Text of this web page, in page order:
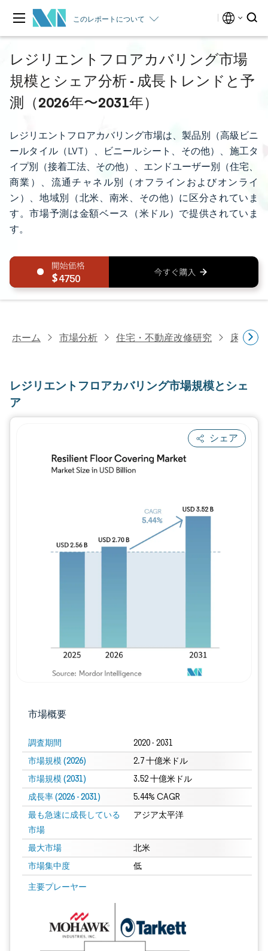
このレポートについて
レジリエントフロアカバリング市場
規模とシェア分析 - 成長トレンドと予
測（2026年〜2031年）
レジリエントフロアカバリング市場は、製品別（高級ビニ
ールタイル（LVT）、ビニールシート、その他）、施工タ
イプ別（接着工法、その他）、エンドユーザー別（住宅、
商業）、流通チャネル別（オフラインおよびオンライ
ン）、地域別（北米、南米、その他）に区分されていま
す。市場予測は金額ベース（米ドル）で提供されていま
す。
4750
ホーム 市場分析 住宅・不動産改修研究 床材研究
レジリエントフロアカバリング市場規模とシェ
ア
シェア
市場概要
調査期間 2020 - 2031
市場規模 (2026) 2.7 十億米ドル
市場規模 (2031) 3.52 十億米ドル
成長率 (2026 - 2031) 5.44% CAGR
最も急速に成長している
市場
アジア太平洋
最大市場 北米
市場集中度 低
主要プレーヤー
画像 © Mordor Intelligence。再利用にはCC BY 4.0の表示が必要です。